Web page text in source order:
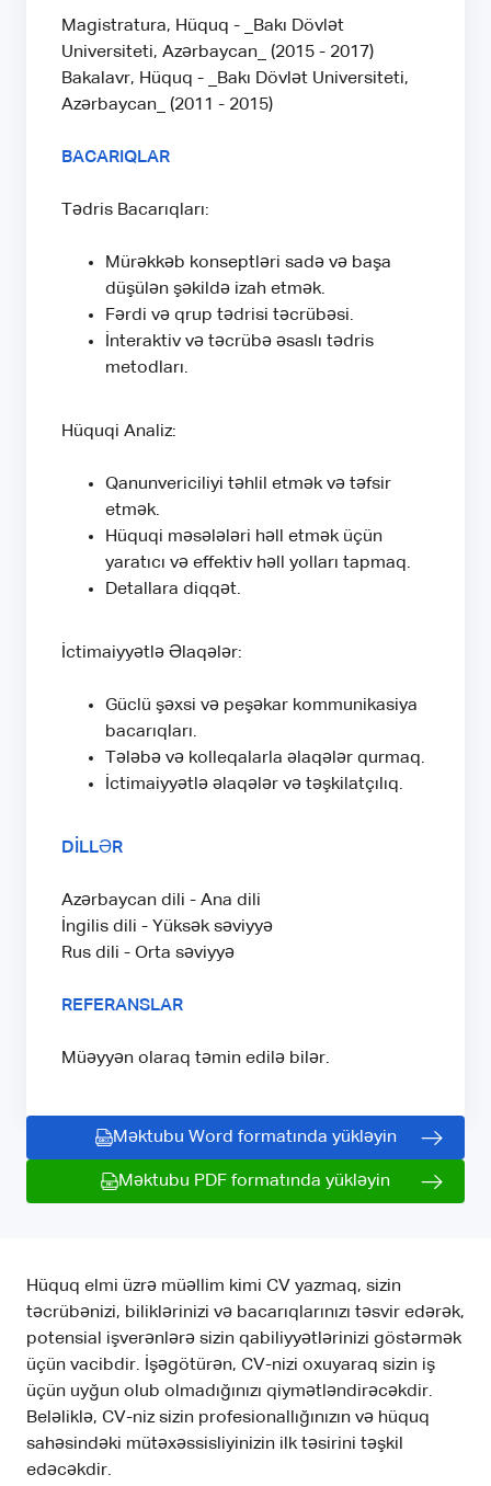
Magistratura, Hüquq - _Bakı Dövlət
Universiteti, Azərbaycan_ (2015 - 2017)
Bakalavr, Hüquq - _Bakı Dövlət Universiteti,
Azərbaycan_ (2011 - 2015)
BACARIQLAR
Tədris Bacarıqları:
Mürəkkəb konseptləri sadə və başa
düşülən şəkildə izah etmək.
Fərdi və qrup tədrisi təcrübəsi.
İnteraktiv və təcrübə əsaslı tədris
metodları.
Hüquqi Analiz:
Qanunvericiliyi təhlil etmək və təfsir
etmək.
Hüquqi məsələləri həll etmək üçün
yaratıcı və effektiv həll yolları tapmaq.
Detallara diqqət.
İctimaiyyətlə Əlaqələr:
Güclü şəxsi və peşəkar kommunikasiya
bacarıqları.
Tələbə və kolleqalarla əlaqələr qurmaq.
İctimaiyyətlə əlaqələr və təşkilatçılıq.
DİLLƏR
Azərbaycan dili - Ana dili
İngilis dili - Yüksək səviyyə
Rus dili - Orta səviyyə
REFERANSLAR
Müəyyən olaraq təmin edilə bilər.
Məktubu Word formatında yükləyin
Məktubu PDF formatında yükləyin
Hüquq elmi üzrə müəllim kimi CV yazmaq, sizin
təcrübənizi, biliklərinizi və bacarıqlarınızı təsvir edərək,
potensial işverənlərə sizin qabiliyyətlərinizi göstərmək
üçün vacibdir. İşəgötürən, CV-nizi oxuyaraq sizin iş
üçün uyğun olub olmadığınızı qiymətləndirəcəkdir.
Beləliklə, CV-niz sizin profesionallığınızın və hüquq
sahəsindəki mütəxəssisliyinizin ilk təsirini təşkil
edəcəkdir.